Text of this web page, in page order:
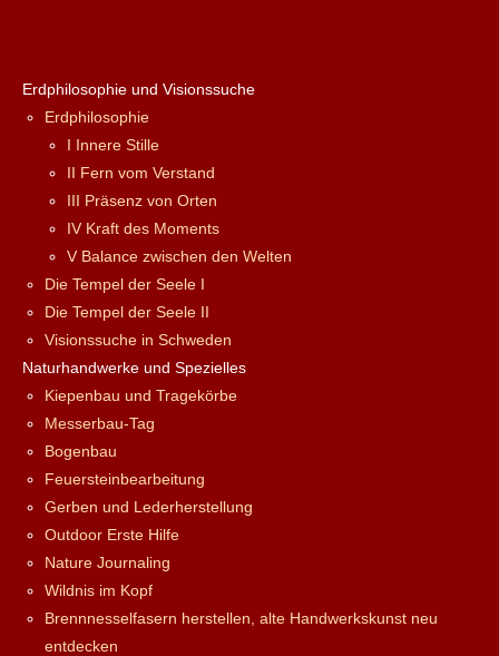
Erdphilosophie und Visionssuche
Erdphilosophie
I Innere Stille
II Fern vom Verstand
III Präsenz von Orten
IV Kraft des Moments
V Balance zwischen den Welten
Die Tempel der Seele I
Die Tempel der Seele II
Visionssuche in Schweden
Naturhandwerke und Spezielles
Kiepenbau und Tragekörbe
Messerbau-Tag
Bogenbau
Feuersteinbearbeitung
Gerben und Lederherstellung
Outdoor Erste Hilfe
Nature Journaling
Wildnis im Kopf
Brennnesselfasern herstellen, alte Handwerkskunst neu
entdecken